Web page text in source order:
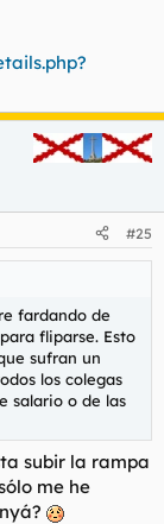
#25
fardando de
fliparse. Esto
sufran un
los colegas
salario o de las
subir la rampa
me he